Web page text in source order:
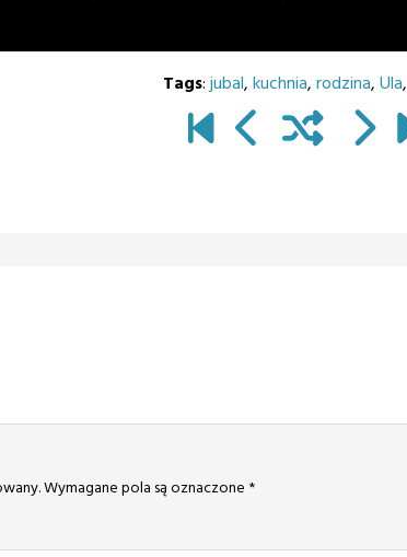
Tags:jubal,kuchnia,rodzina,Ula,
Wymagane pola są oznaczone *